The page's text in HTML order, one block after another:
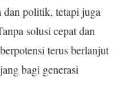
dan politik, tetapi juga
solusi cepat dan
terus berlanjut
bagi generasi